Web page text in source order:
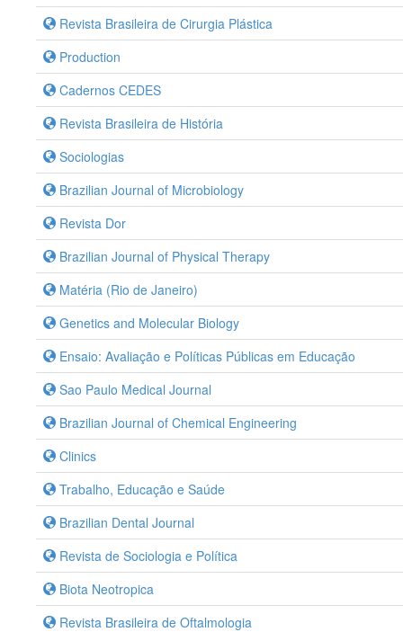
Revista Brasileira de Cirurgia Plástica
Production
Cadernos CEDES
Revista Brasileira de História
Sociologias
Brazilian Journal of Microbiology
Revista Dor
Brazilian Journal of Physical Therapy
Matéria (Rio de Janeiro)
Genetics and Molecular Biology
Ensaio: Avaliação e Políticas Públicas em Educação
Sao Paulo Medical Journal
Brazilian Journal of Chemical Engineering
Clinics
Trabalho, Educação e Saúde
Brazilian Dental Journal
Revista de Sociologia e Política
Biota Neotropica
Revista Brasileira de Oftalmologia